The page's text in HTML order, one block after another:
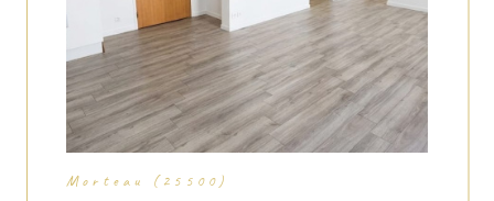
contactant directement l’Agence / Le Réseau. Consultez le site
https://cnil.fr/frpour plus d’informations sur vos droits. Si vous
estimez, après avoir contacté l'Agence / le Réseau, que vos
droits « Informatique et Libertés » ne sont pas respectés, vous
pouvez adresser une réclamation à la CNIL. Nous vous
informons de l’existence de la liste d'opposition au
démarchage téléphonique « Bloctel », sur laquelle vous pouvez
vous inscrire ici :https://www.bloctel.gouv.fr
. Dans le cadre de la
protection des Données personnelles, nous vous invitons à ne
libre.Morteau (25500)